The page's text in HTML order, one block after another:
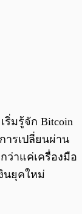
ริ่มรู้จัก Bitcoin
ารเปลี่ยนผ่าน
ว่าแค่เครื่องมือ
นยุคใหม่